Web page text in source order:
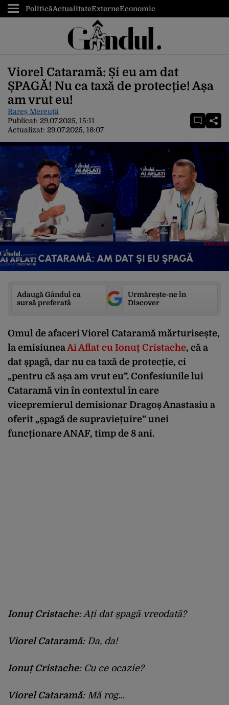
PoliticăActualitateExterneEconomic
Viorel Cataramă: Și eu am dat
ȘPAGĂ! Nu ca taxă de protecție! Așa
am vrut eu!
Rareș Mereuță
Publicat: 29.07.2025, 15:11
Actualizat: 29.07.2025, 16:07
Adaugă Gândul ca
sursă preferată
Urmărește-ne în
Discover
Omul de afaceri Viorel Cataramă mărturisește,
la emisiuneaAi Aflat cu Ionuț Cristache, că a
dat șpagă, dar nu ca taxă de protecție, ci
„pentru că așa am vrut eu”. Confesiunile lui
Cataramă vin în contextul în care
vicepremierul demisionar Dragoș Anastasiu a
oferit „șpagă de supraviețuire” unei
funcționare ANAF, timp de 8 ani.
Ionuț Cristache: Ați dat șpagă vreodată?
Viorel Cataramă: Da, da!
Ionuț Cristache: Cu ce ocazie?
Viorel Cataramă: Mă rog…